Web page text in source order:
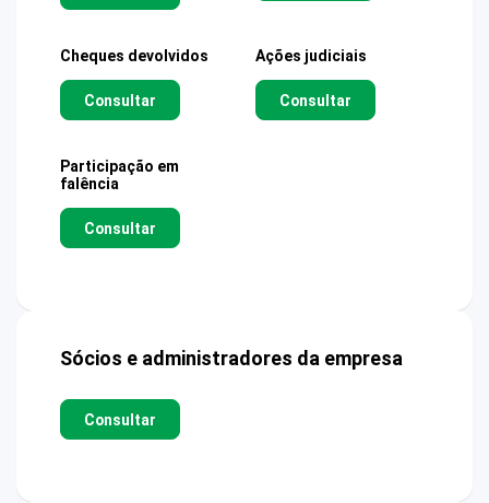
Cheques devolvidos
Consultar
Ações judiciais
Consultar
Participação em
falência
Consultar
Sócios e administradores da empresa
Consultar